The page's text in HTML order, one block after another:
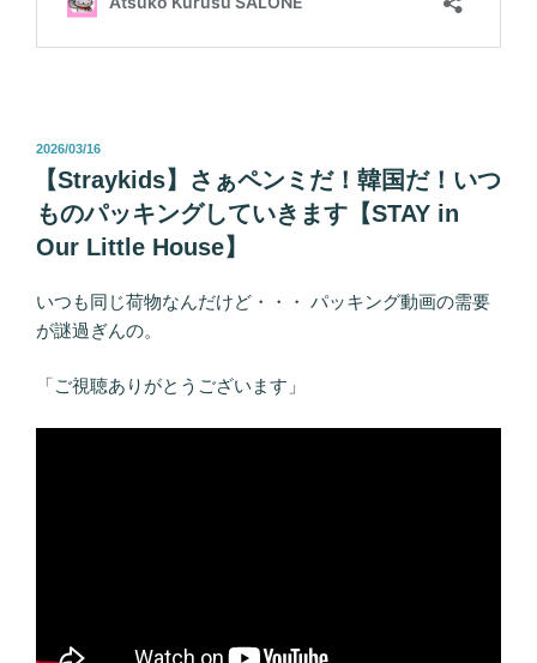
投
日:
2026/03/16
【Straykids】さぁペンミだ！韓国だ！いつ
ものパッキングしていきます【STAY in
Our Little House】
いつも同じ荷物なんだけど・・・ パッキング動画の需要
が謎過ぎんの。
「ご視聴ありがとうございます」